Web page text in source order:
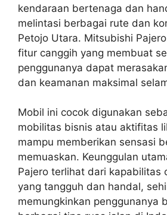
kendaraan bertenaga dan
melintasi berbagai rute dan
Petojo Utara. Mitsubishi
fitur canggih yang membuat
penggunanya dapat
dan keamanan maksimal
Mobil ini cocok digunakan
mobilitas bisnis atau aktifitas
mampu memberikan sensasi
memuaskan. Keunggulan
Pajero terlihat dari kapabilitas
yang tangguh dan handal,
memungkinkan penggunanya